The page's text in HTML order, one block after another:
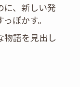
に、新しい発
ぽかす。
物語を見出し